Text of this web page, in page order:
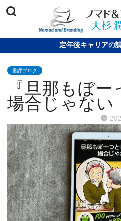
定年後キャリアの
書評ブログ
『旦那もぼ
場合じゃない